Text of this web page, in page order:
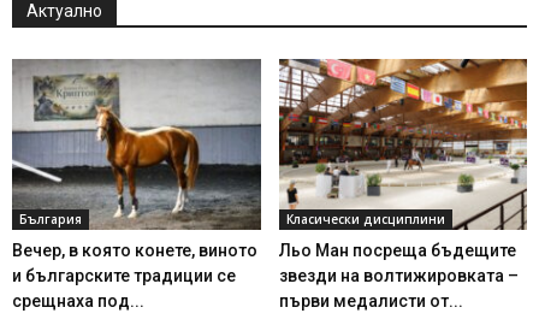
Актуално
България
Вечер, в която конете, виното
и българските традиции се
срещнаха под...
Класически дисциплини
Льо Ман посреща бъдещите
звезди на волтижировката –
първи медалисти от...